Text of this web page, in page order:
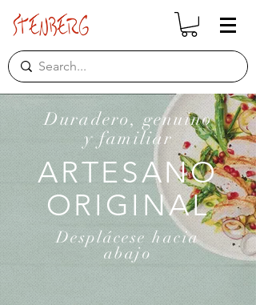
Duradero, genuino
y familiar
ARTESANO
ORIGINAL
Desplácesehacia
abajo